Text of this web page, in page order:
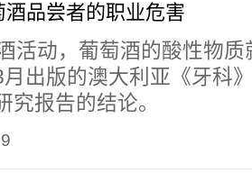
品尝者的职业危害
活动，葡萄酒的酸性物
出版的澳大利亚《牙科
究报告的结论。